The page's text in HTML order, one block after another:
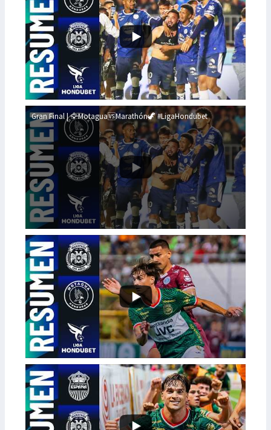
Gran Final | 🦅Motagua🆚Marathón🦖 #LigaHondubet